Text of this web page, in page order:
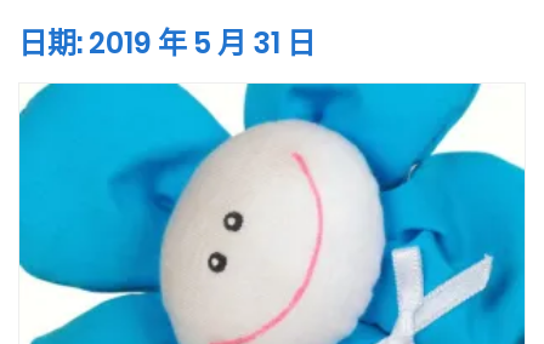
日期:2019 年 5 月 31 日